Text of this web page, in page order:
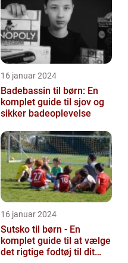
16 januar 2024
Badebassin til børn: En
komplet guide til sjov og
sikker badeoplevelse
16 januar 2024
Sutsko til børn - En
komplet guide til at vælge
det rigtige fodtøj til dit